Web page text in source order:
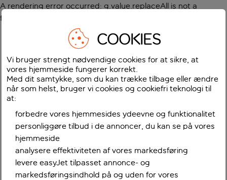
A rendering error occurred: g.value.replaceAll is not a
function
COOKIES
Vi bruger strengt nødvendige cookies for at sikre, at
vores hjemmeside fungerer korrekt.
Med dit samtykke, som du kan trække tilbage eller ændre
når som helst, bruger vi cookies og cookiefri teknologi til
at:
forbedre vores hjemmesides ydeevne og funktionalitet
personliggøre tilbud i de annoncer, du kan se på vores
hjemmeside
analysere effektiviteten af vores markedsføring
levere easyJet tilpasset annonce- og
markedsføringsindhold på og uden for vores